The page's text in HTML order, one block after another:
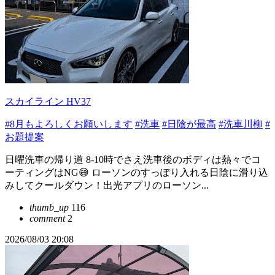
スカイライン HV37
#8月もよろしくお願いします #洗車 #日陰が最高 #洗車川柳 #
お題提案
日曜洗車の帰り道 8-10時でさえ洗車後のボディは熱々でコ
ーティングはNG😅 ローソンのすっぽり入れる日陰に滑り込
みしてクールダウン！出光アプリのローソン...
thumb_up 116
comment2
2026/08/03 20:08